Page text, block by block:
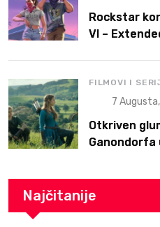
Rockstar
VI –
FILMOVI I
7
Otkriven
Ganondorfa
Najčitanije